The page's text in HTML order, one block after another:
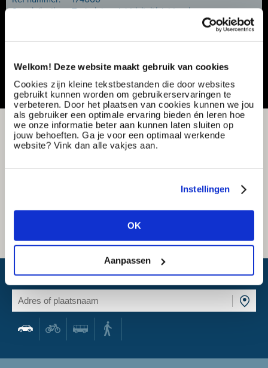
Welkom! Deze website maakt gebruik van cookies
Cookies zijn kleine tekstbestanden die door websites
gebruikt kunnen worden om gebruikerservaringen te
verbeteren. Door het plaatsen van cookies kunnen we jou
als gebruiker een optimale ervaring bieden én leren hoe
we onze informatie beter aan kunnen laten sluiten op
jouw behoeften. Ga je voor een optimaal werkende
website? Vink dan alle vakjes aan.
Instellingen
OK
Aanpassen
Specialisatie:
Techniek - elektriciteit/elektronica
Wat is mijn reistijd?